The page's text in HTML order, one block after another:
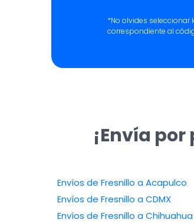
*No olvides seleccionar
correspondiente al
¡Envía
Envíos de Fresnillo a Acapulco
Envíos de Fresnillo a CDMX
Envíos de Fresnillo a Chihuahua